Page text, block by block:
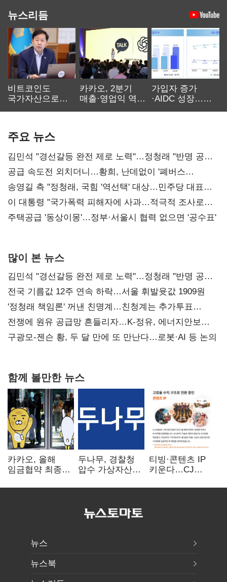
뉴스리듬
비트코인도
국가자산으로…'
카카오, 2분기
매출·영업익 역대
가입자 증가
·AIDC 성장…
주요 뉴스
김민석 "경선갈등 완전 제로 노력"…정청래 "반명 공세
사과부터"
공급 속도전 외치더니…황희, 난데없이 '폐버스
리모델링' 제안
송영길 측 "정청래, 국힘 '역선택' 대상…민주당 대표로
총선 지휘 못해"
이 대통령 "국가폭력 피해자에 사과…적극적 조사로
진실 밝혀야"
주택공급 '동상이몽'…정부·서울시 협력 없으면 '공수표'
많이 본 뉴스
김민석 "경선갈등 완전 제로 노력"…정청래 "반명 공세
사과부터"
전국 기름값 12주 연속 하락…서울 휘발윳값 1909원
'정청래 책임론' 꺼낸 친명계…친청계는 추가투표
때리기
전쟁에 원유 공급망 흔들리자…K-정유, 에너지안보
핵심으로 재부상
구광모-젠슨 황, 두 달 만에 또 만난다…로봇·AI 등 논의
함께 볼만한 뉴스
카카오, 올해
임금협약 최종
인상·격려금
두나무, 경찰청
압수 가상자산
커스터디 사업
티빙·콘텐츠 IP
키운다…CJ
글로벌 확장 가속
뉴스
뉴스북